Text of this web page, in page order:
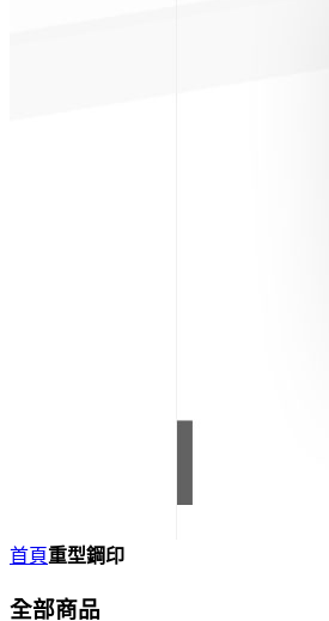
首頁重型鋼印
全部商品